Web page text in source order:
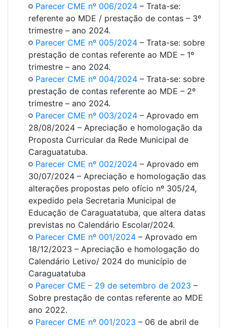
Parecer CME nº 006/2024 – Trata-se:
referente ao MDE / prestação de contas – 3º
trimestre – ano 2024.
Parecer CME nº 005/2024 – Trata-se: sobre
prestação de contas referente ao MDE – 1º
trimestre – ano 2024.
Parecer CME nº 004/2024 – Trata-se: sobre
prestação de contas referente ao MDE – 2º
trimestre – ano 2024.
Parecer CME nº 003/2024 – Aprovado em
28/08/2024 – Apreciação e homologação da
Proposta Curricular da Rede Municipal de
Caraguatatuba.
Parecer CME nº 002/2024 – Aprovado em
30/07/2024 – Apreciação e homologação das
alterações propostas pelo ofício nº 305/24,
expedido pela Secretaria Municipal de
Educação de Caraguatatuba, que altera datas
previstas no Calendário Escolar/2024.
Parecer CME nº 001/2024 – Aprovado em
18/12/2023 – Apreciação e homologação do
Calendário Letivo/ 2024 do município de
Caraguatatuba
Parecer CME – 29 de setembro de 2023 –
Sobre prestação de contas referente ao MDE
ano 2022.
Parecer CME nº 001/2023 – 06 de abril de